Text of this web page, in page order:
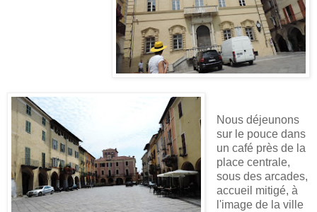
Nous déjeunons
sur le pouce dans
un café près de la
place centrale,
sous des arcades,
accueil mitigé, à
l'image de la ville